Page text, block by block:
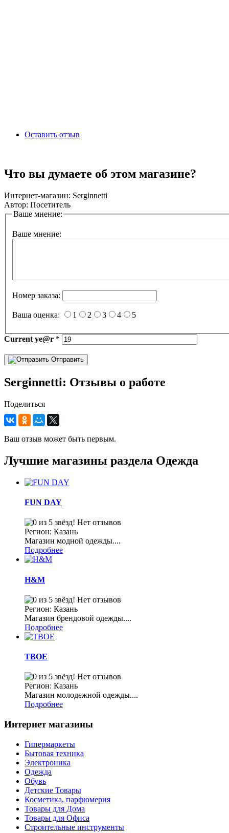
Оставить отзыв
Что вы думаете об этом магазине?
Интернет-магазин: Serginnetti
Автор: Посетитель
Ваше мнение:
Ваше мнение:
Номер заказа:
Ваша оценка: 1 2 3 4 5
Current ye@r *
Отправить
Serginnetti: Отзывы о работе
Поделиться
Ваш отзыв может быть первым.
Лучшие магазины раздела Одежда
FUN DAY
Нет отзывов
Регион: Казань
Магазин модной одежды....
Подробнее
H&M
Нет отзывов
Регион: Казань
Магазин брендовой одежды....
Подробнее
ТВОЕ
Нет отзывов
Регион: Казань
Магазин молодежной одежды....
Подробнее
Интернет магазины
Гипермаркеты
Бытовая техника
Электроника
Одежда
Обувь
Детские Товары
Косметика, парфюмерия
Товары для Дома
Товары для Офиса
Строительные инструменты